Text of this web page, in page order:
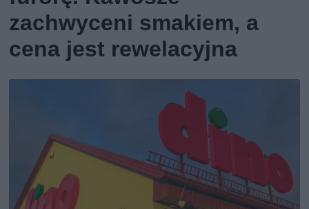
zachwyceni smakiem, a
cena jest rewelacyjna